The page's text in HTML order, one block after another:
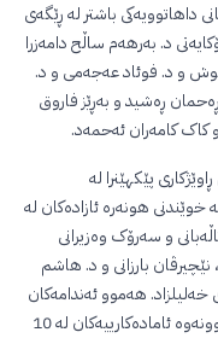
داهاتوویەکی باشتر لە ڕێگەی
د. بەرهەم ساڵح دامەزرا
و د. فوئاد عەجەمی و د.
ڕەشید و بەڕێز فاروق
کاک کامەران ئەحمەد.
پێکهێنرا لە
خوێندنی هونەرە ئازادەکان لە
و سەرۆک وەزیرانی
بارزانی و د. هاشم
هەموو ئەندامەکان
لە 1-2 ی ئابی 2006 لە ڕۆما کۆبوونەوە پاش کۆبوونەوە ئامادەکارییەکان لە 10